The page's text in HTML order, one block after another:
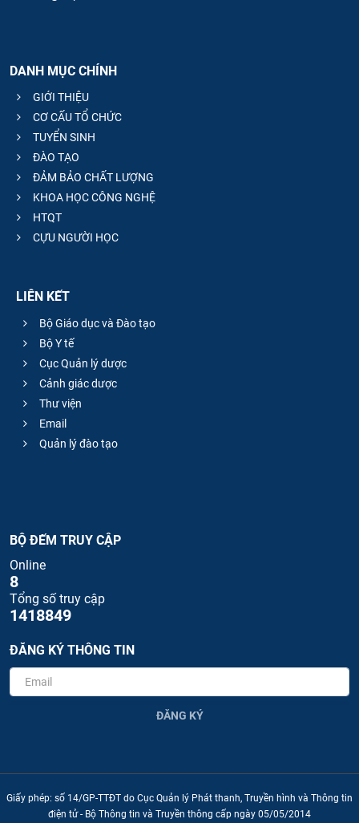
DANH MỤC CHÍNH
GIỚI THIỆU
CƠ CẤU TỔ CHỨC
TUYỂN SINH
ĐÀO TẠO
ĐẢM BẢO CHẤT LƯỢNG
KHOA HỌC CÔNG NGHỆ
HTQT
CỰU NGƯỜI HỌC
LIÊN KẾT
Bộ Giáo dục và Đào tạo
Bộ Y tế
Cục Quản lý dược
Cảnh giác dược
Thư viện
Email
Quản lý đào tạo
BỘ ĐẾM TRUY CẬP
Online
8
Tổng số truy cập
1418849
ĐĂNG KÝ THÔNG TIN
ĐĂNG KÝ
Giấy phép: số 14/GP-TTĐT do Cục Quản lý Phát thanh, Truyền hình và Thông tin
điện tử - Bộ Thông tin và Truyền thông cấp ngày 05/05/2014